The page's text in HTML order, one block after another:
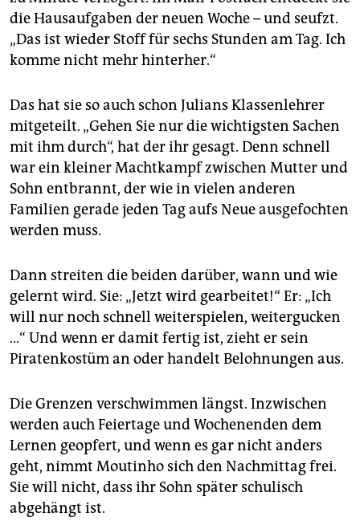
die Hausaufgaben der neuen Woche – und seufzt.
„Das ist wieder Stoff für sechs Stunden am Tag. Ich
komme nicht mehr hinterher.“
Das hat sie so auch schon Julians Klassenlehrer
mitgeteilt. „Gehen Sie nur die wichtigsten Sachen
mit ihm durch“, hat der ihr gesagt. Denn schnell
war ein kleiner Machtkampf zwischen Mutter und
Sohn entbrannt, der wie in vielen anderen
Familien gerade jeden Tag aufs Neue ausgefochten
werden muss.
Dann streiten die beiden darüber, wann und wie
gelernt wird. Sie: „Jetzt wird gearbeitet!“ Er: „Ich
will nur noch schnell weiterspielen, weitergucken
…“ Und wenn er damit fertig ist, zieht er sein
Piratenkostüm an oder handelt Belohnungen aus.
Die Grenzen verschwimmen längst. Inzwischen
werden auch Feiertage und Wochenenden dem
Lernen geopfert, und wenn es gar nicht anders
geht, nimmt Moutinho sich den Nachmittag frei.
Sie will nicht, dass ihr Sohn später schulisch
abgehängt ist.